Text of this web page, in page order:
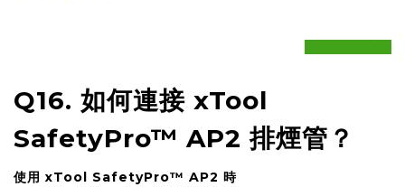
prev next
Q16. 如何連接 xTool
SafetyPro™ AP2 排煙管？
使用 xTool SafetyPro™ AP2 時